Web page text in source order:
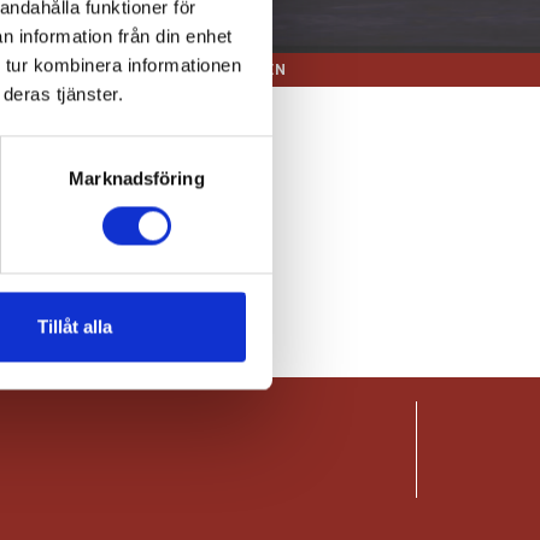
funktioner för
information från din enhet
kombinera informationen
tjänster.
Marknadsföring
Tillåt alla
& TILLBEHÖR MC-BRANSCHEN